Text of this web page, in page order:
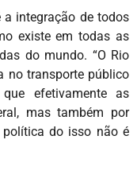
a integração de todos
existe em todas as
do mundo. “O Rio
no transporte público
efetivamente as
mas também por
do isso não é